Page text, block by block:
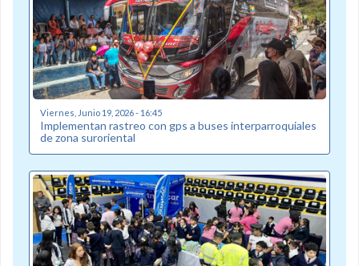
Viernes, Junio 19, 2026 - 16:45
Implementan rastreo con gps a buses interparroquiales
de zona suroriental